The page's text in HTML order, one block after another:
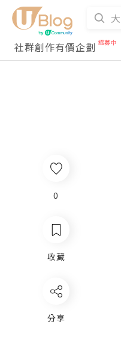
社群創作有價企劃
0
收藏
分享